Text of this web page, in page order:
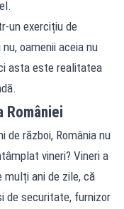
un exercițiu de
oamenii aceia nu
asta este realitatea
de război, România nu
vineri? Vineri a
ani de zile, că
de securitate, furnizor